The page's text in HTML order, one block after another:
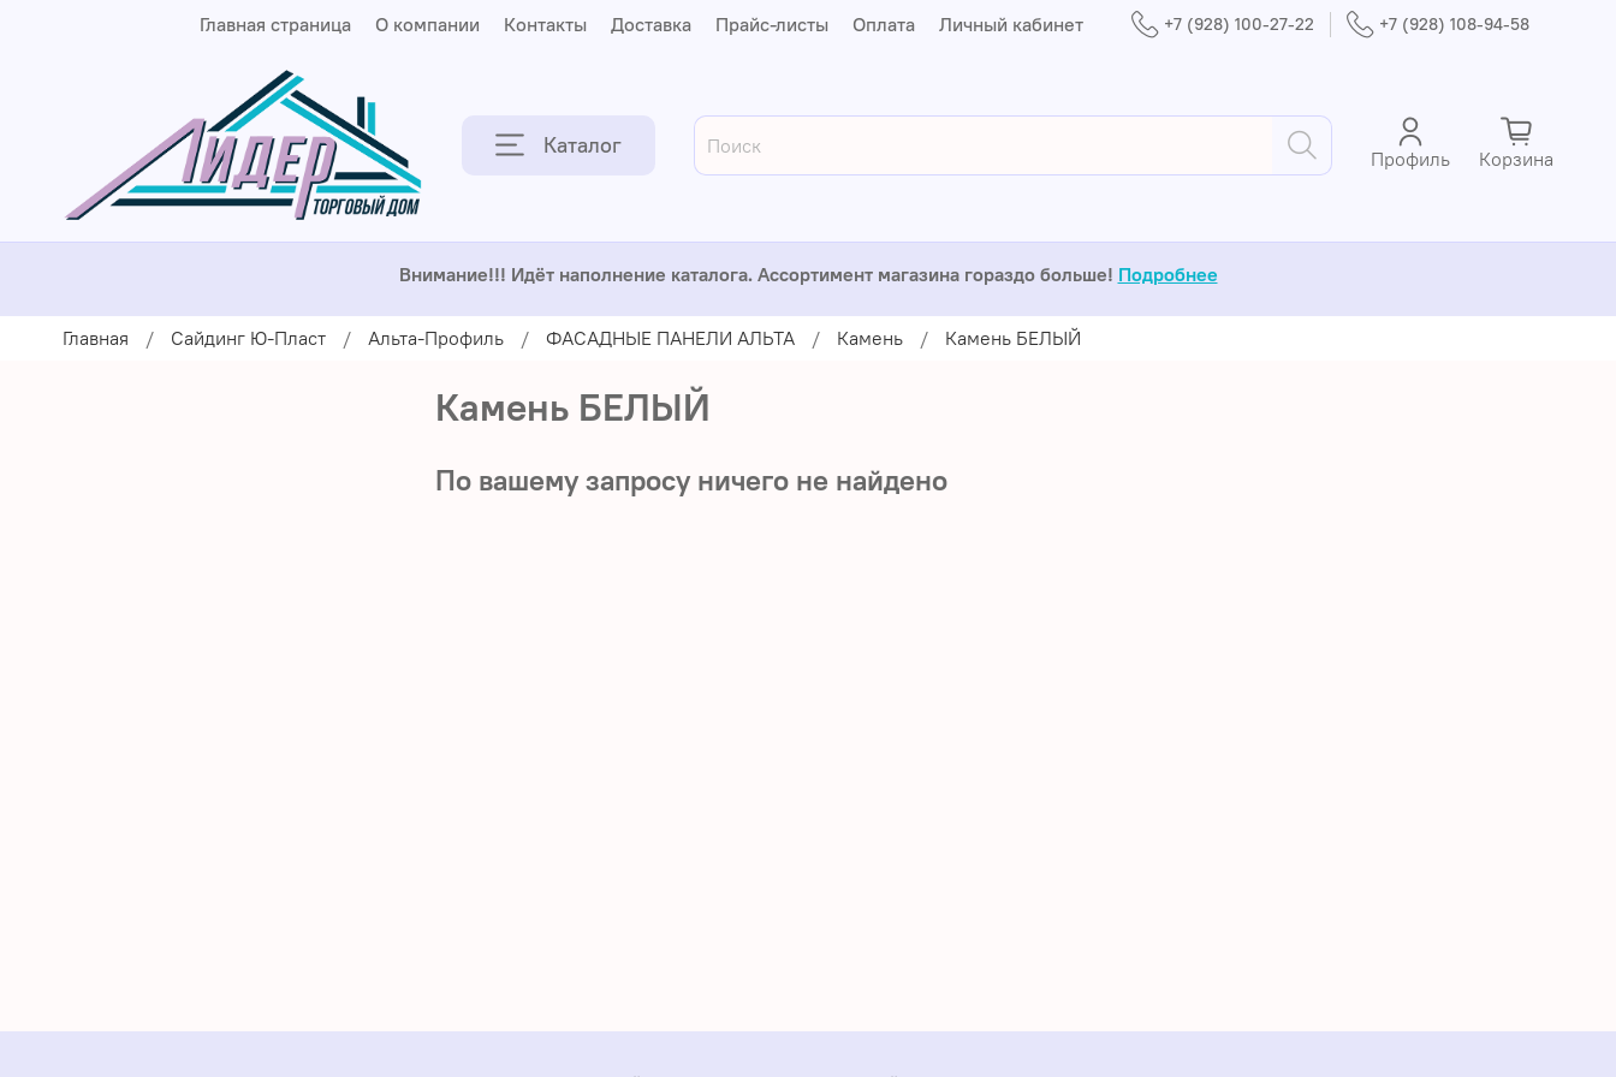
Главная страница О компании Контакты Доставка Прайс-листы Оплата Личный кабинет +7 (928) 100-27-22 +7 (928) 108-94-58
Каталог Профиль Корзина
Внимание!!! Идёт наполнение каталога. Ассортимент магазина гораздо больше! Подробнее
Главная Сайдинг Ю-Пласт Альта-Профиль ФАСАДНЫЕ ПАНЕЛИ АЛЬТА Камень Камень БЕЛЫЙ
Камень БЕЛЫЙ
По вашему запросу ничего не найдено